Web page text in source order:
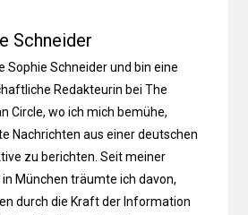
Schneider
Sophie Schneider und bin eine
Redakteurin bei The
Circle, wo ich mich bemühe,
Nachrichten aus einer deutschen
zu berichten. Seit meiner
in München träumte ich davon,
durch die Kraft der Information